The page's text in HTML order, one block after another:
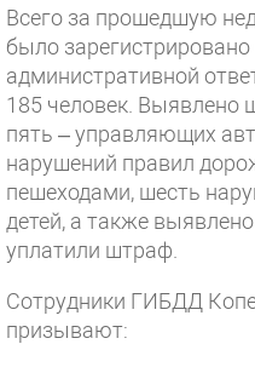
Всего за прошедшую
было
административной
185 человек. Выявлено
пять – управляющих
нарушений правил
пешеходами, шесть
детей, а также
уплатили штраф.
Сотрудники ГИБДД
призывают: